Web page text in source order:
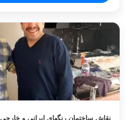
نقاش ساختمان رنگهای ایرانی و خارجی 9127659523